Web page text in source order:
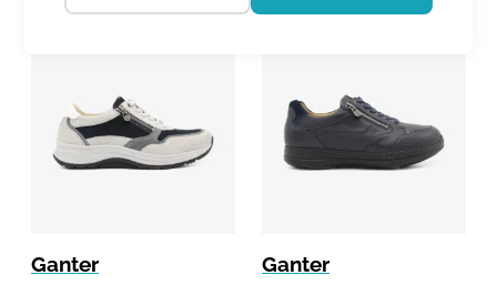
Aanbieding!
Ganter
Aanbieding!
Ganter